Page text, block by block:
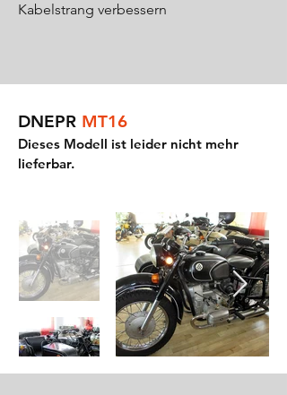
Kabelstrang verbessern
DNEPR MT16
Dieses Modell ist leider nicht mehr
lieferbar.